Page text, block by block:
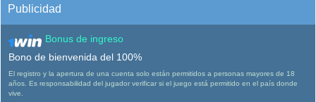
Publicidad
Bonus de ingreso
Bono de bienvenida del 100%
El registro y la apertura de una cuenta solo están permitidos a personas mayores de 18
años. Es responsabilidad del jugador verificar si el juego está permitido en el país donde
vive.